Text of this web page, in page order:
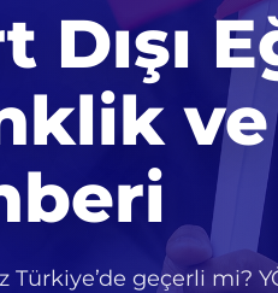
Dışı
ve
Türkiye’de geçerli mi?